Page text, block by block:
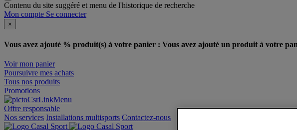
Contenu du site suggéré et menu de l'historique de recherche
Mon compte Se connecter
×
Vous avez ajouté % produit(s) à votre panier : Vous avez ajouté un produit à votre
Voir mon panier
Poursuivre mes achats
Tous nos produits
Promotions
Offre responsable
Nos services Installations multisports Contactez-nous